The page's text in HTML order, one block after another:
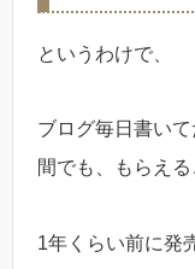
というわけで、
ブログ毎日書い
間でも、もらえる
1年くらい前に発